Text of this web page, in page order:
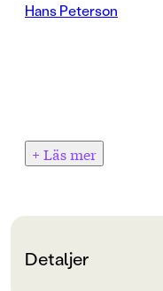
Hans Peterson
+ Läs mer
Detaljer